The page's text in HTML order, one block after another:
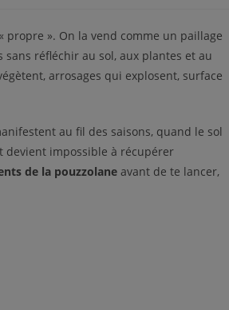
». On la vend comme un paillage
sans réfléchir au sol, aux plantes et au
arrosages qui explosent, surface
au fil des saisons, quand le sol
devient impossible à récupérer
de la pouzzolane avant de te lancer,